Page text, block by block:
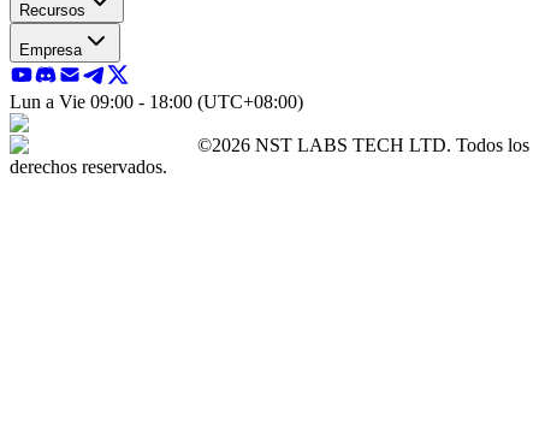
Recursos
Empresa
Lun a Vie 09:00 - 18:00 (UTC+08:00)
©2026 NST LABS TECH LTD. Todos los
derechos reservados.